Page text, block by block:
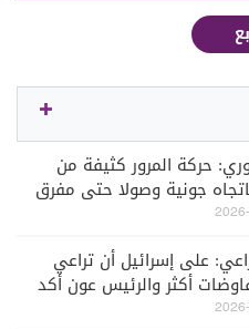
حركة المرور كثيفة من
جونية وصولا حتى مفرق
على إسرائيل أن تراعي
أكثر والرئيس عون أكد
في روما جيدة